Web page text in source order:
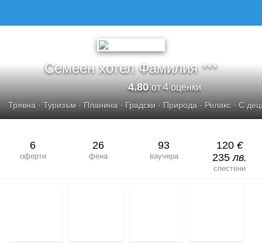
Семеен хотел Фамилия ***
4.80от 4 оценки
Трявна · Туризъм · Планина · Градски · Природа · Релакс · С
6
оферти
26
фена
93
ваучера
120 €
235лв.
спестени